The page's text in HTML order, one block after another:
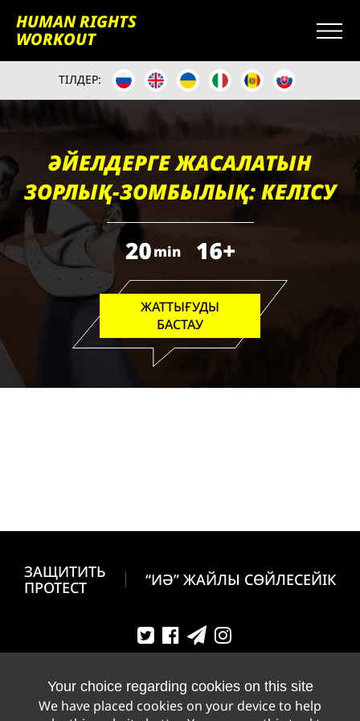
HUMAN RIGHTS
WORKOUT
ТІЛДЕР:
ӘЙЕЛДЕРГЕ ЖАСАЛАТЫН
ЗОРЛЫҚ-ЗОМБЫЛЫҚ: КЕЛІСУ
20min 16+
ЖАТТЫҒУДЫ
БАСТАУ
ЗАЩИТИТЬ
ПРОТЕСТ
“ИӘ” ЖАЙЛЫ СӨЙЛЕСЕЙІК
Your choice regarding cookies on this site
We have placed cookies on your device to help